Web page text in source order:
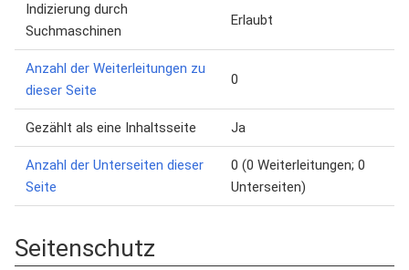
Indizierung durch
Suchmaschinen
Erlaubt
Anzahl der Weiterleitungen zu
dieser Seite
0
Gezählt als eine Inhaltsseite Ja
Anzahl der Unterseiten dieser
Seite
0 (0 Weiterleitungen; 0
Unterseiten)
Seitenschutz